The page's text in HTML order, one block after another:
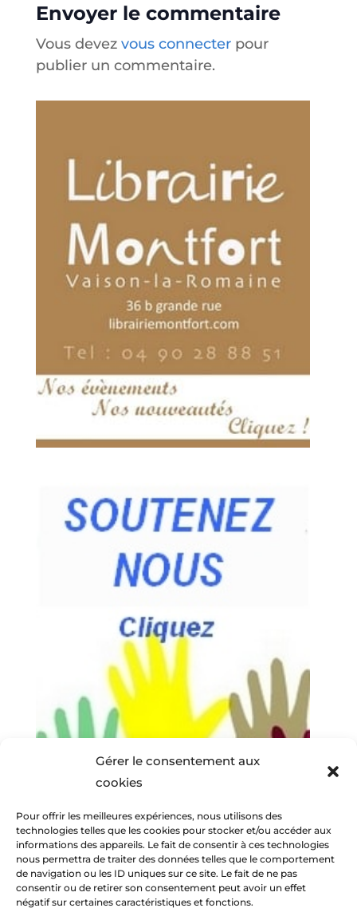
Gérer le consentement aux
cookies
Pour offrir les meilleures expériences, nous utilisons des
technologies telles que les cookies pour stocker et/ou accéder aux
informations des appareils. Le fait de consentir à ces technologies
nous permettra de traiter des données telles que le comportement
de navigation ou les ID uniques sur ce site. Le fait de ne pas
consentir ou de retirer son consentement peut avoir un effet
négatif sur certaines caractéristiques et fonctions.
Envoyer le commentaire
Vous devez vous connecterpour
publier un commentaire.